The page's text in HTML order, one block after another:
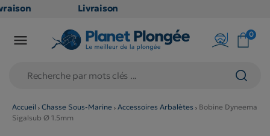
Livraison
en point
79€
(hors
produits
 0
Accueil Chasse Sous-Marine Accessoires Arbalètes
Bobine Dyneema
Sigalsub Ø 1.5mm